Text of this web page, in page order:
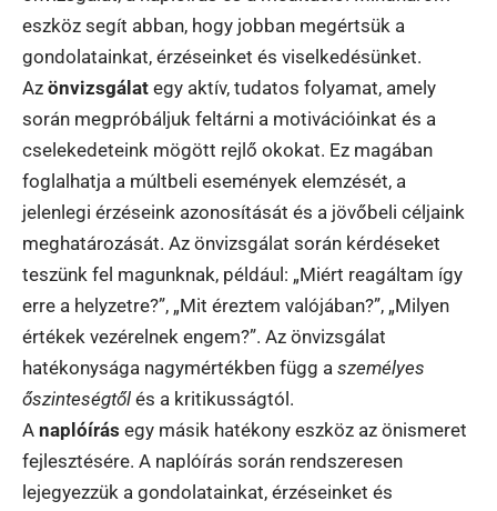
eszköz segít abban, hogy jobban megértsük a
gondolatainkat, érzéseinket és viselkedésünket.
Az önvizsgálat egy aktív, tudatos folyamat, amely
során megpróbáljuk feltárni a motivációinkat és a
cselekedeteink mögött rejlő okokat. Ez magában
foglalhatja a múltbeli események elemzését, a
jelenlegi érzéseink azonosítását és a jövőbeli céljaink
meghatározását. Az önvizsgálat során kérdéseket
teszünk fel magunknak, például: „Miért reagáltam így
erre a helyzetre?”, „Mit éreztem valójában?”, „Milyen
értékek vezérelnek engem?”. Az önvizsgálat
hatékonysága nagymértékben függ a személyes
őszinteségtől és a kritikusságtól.
A naplóírás egy másik hatékony eszköz az önismeret
fejlesztésére. A naplóírás során rendszeresen
lejegyezzük a gondolatainkat, érzéseinket és